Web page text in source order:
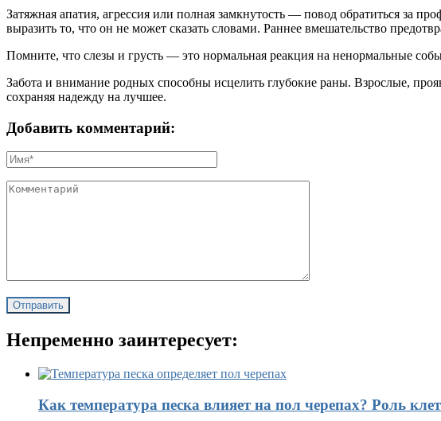
Затяжная апатия, агрессия или полная замкнутость — повод обратиться за
выразить то, что он не может сказать словами. Раннее вмешательство
Помните, что слезы и грусть — это нормальная реакция на ненормальные
Забота и внимание родных способны исцелить глубокие раны. Взрослые,
сохраняя надежду на лучшее.
Добавить комментарий:
Непременно заинтересует:
Как температура песка влияет на пол черепах? Роль